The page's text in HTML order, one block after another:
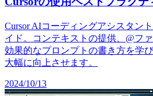
Cursor AIコーディングアシスタン
イド。コンテキストの提供、@フ
効果的なプロンプトの書き方を学
大幅に向上させます。
2024/10/13